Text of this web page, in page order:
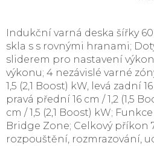
Indukční varná deska šířky
skla s s rovnými hranami;
sliderem pro nastavení
výkonu; 4 nezávislé varné
1,5 (2,1 Boost) kW, levá zadní
pravá přední 16 cm / 1,2 (1,5
cm / 1,5 (2,1 Boost) kW;
Bridge Zone; Celkový příkon
rozpouštění, rozmrazování,